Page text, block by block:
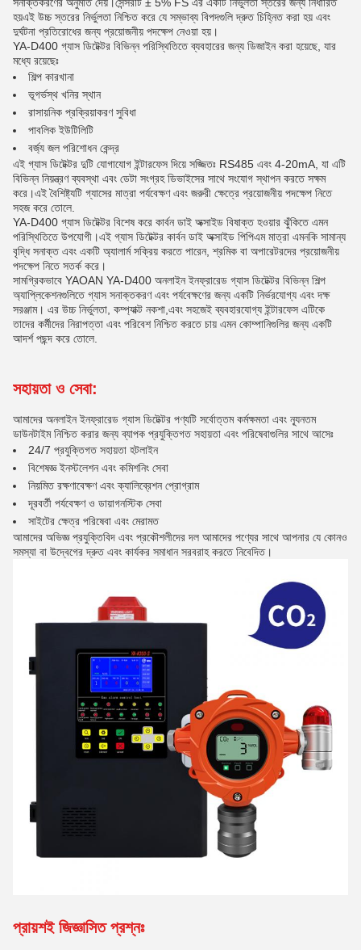
হয়এই উচ্চ স্তরের নির্ভুলতা নিশ্চিত করে যে সম্ভাব্য বিপদগুলি দ্রুত চিহ্নিত করা হয় এবং
দুর্ঘটনা প্রতিরোধের জন্য প্রয়োজনীয় পদক্ষেপ নেওয়া হয়।
YA-D400 গ্যাস ডিটেক্টর বিভিন্ন পরিস্থিতিতে ব্যবহারের জন্য ডিজাইন করা হয়েছে, যার
মধ্যে রয়েছেঃ
শিল্প কারখানা
ভূগর্ভস্থ খনির স্থান
রাসায়নিক প্রক্রিয়াকরণ সুবিধা
পাবলিক ইউটিলিটি
বর্জ্য জল পরিশোধন কেন্দ্র
এই গ্যাস ডিটেক্টর দুটি যোগাযোগ ইন্টারফেস দিয়ে সজ্জিতঃ RS485 এবং 4-20mA, যা এটি
বিভিন্ন নিয়ন্ত্রণ ব্যবস্থা এবং ডেটা সংগ্রহ ডিভাইসের সাথে সংযোগ স্থাপন করতে সক্ষম
করে।এই বৈশিষ্ট্যটি গ্যাসের মাত্রা পর্যবেক্ষণ এবং জরুরী ক্ষেত্রে প্রয়োজনীয় পদক্ষেপ নিতে
সহজ করে তোলে.
YA-D400 গ্যাস ডিটেক্টর বিশেষ করে কার্বন ডাই অক্সাইড বিষাক্ত হওয়ার ঝুঁকিতে এমন
পরিস্থিতিতে উপযোগী।এই গ্যাস ডিটেক্টর কার্বন ডাই অক্সাইড পিপিএম মাত্রা এমনকি সামান্য
বৃদ্ধি সনাক্ত এবং একটি অ্যালার্ম সক্রিয় করতে পারেন, শ্রমিক বা অপারেটরদের প্রয়োজনীয়
পদক্ষেপ নিতে সতর্ক করে।
সামগ্রিকভাবে YAOAN YA-D400 অনলাইন ইনফ্রারেড গ্যাস ডিটেক্টর বিভিন্ন শিল্প
অ্যাপ্লিকেশনগুলিতে গ্যাস সনাক্তকরণ এবং পর্যবেক্ষণের জন্য একটি নির্ভরযোগ্য এবং দক্ষ
সরঞ্জাম। এর উচ্চ নির্ভুলতা, কম্প্যাক্ট নকশা,এবং সহজেই ব্যবহারযোগ্য ইন্টারফেস এটিকে
তাদের কর্মীদের নিরাপত্তা এবং পরিবেশ নিশ্চিত করতে চায় এমন কোম্পানিগুলির জন্য একটি
আদর্শ পছন্দ করে তোলে.
সহায়তা ও সেবা:
আমাদের অনলাইন ইনফ্রারেড গ্যাস ডিটেক্টর পণ্যটি সর্বোত্তম কর্মক্ষমতা এবং ন্যূনতম
ডাউনটাইম নিশ্চিত করার জন্য ব্যাপক প্রযুক্তিগত সহায়তা এবং পরিষেবাগুলির সাথে আসেঃ
24/7 প্রযুক্তিগত সহায়তা হটলাইন
বিশেষজ্ঞ ইনস্টলেশন এবং কমিশনিং সেবা
নিয়মিত রক্ষণাবেক্ষণ এবং ক্যালিব্রেশন প্রোগ্রাম
দূরবর্তী পর্যবেক্ষণ ও ডায়াগনস্টিক সেবা
সাইটের ক্ষেত্র পরিষেবা এবং মেরামত
আমাদের অভিজ্ঞ প্রযুক্তিবিদ এবং প্রকৌশলীদের দল আমাদের পণ্যের সাথে আপনার যে কোনও
সমস্যা বা উদ্বেগের দ্রুত এবং কার্যকর সমাধান সরবরাহ করতে নিবেদিত।
প্রায়শই জিজ্ঞাসিত প্রশ্নঃ